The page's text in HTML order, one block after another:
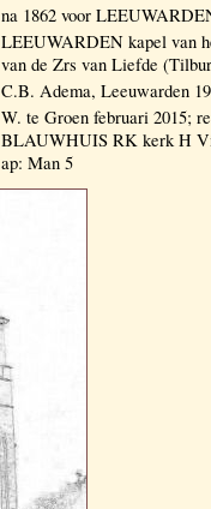
na 1862 voor
LEEUWARDEN kapel van
van de Zrs van Liefde
C.B. Adema, Leeuwarden
W. te Groen februari 2015;
BLAUWHUIS RK kerk H
ap: Man 5